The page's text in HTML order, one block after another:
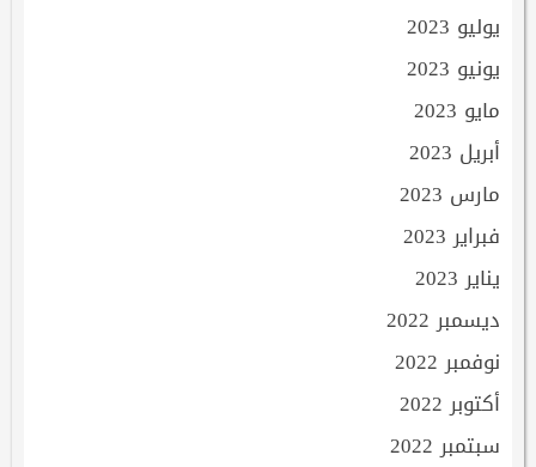
يوليو 2023
يونيو 2023
مايو 2023
أبريل 2023
مارس 2023
فبراير 2023
يناير 2023
ديسمبر 2022
نوفمبر 2022
أكتوبر 2022
سبتمبر 2022